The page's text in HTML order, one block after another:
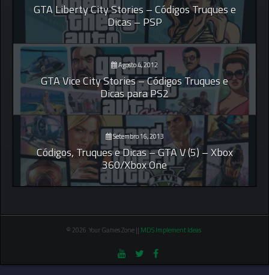
GTA Liberty City Stories – Códigos Truques e
Dicas – PSP
Agosto 4, 2012
GTA Vice City Stories – Códigos Truques e
Dicas para PS2
Setembro 16, 2013
Códigos, Truques e Dicas – GTA V (5) – Xbox
360/Xbox One
© 2026 Your Games Zone || MDS Implement Ideas